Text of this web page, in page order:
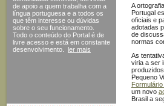
de apoio a quem trabalha com a
língua portuguesa e a todos os
que têm interesse ou dúvidas
sobre o seu funcionamento.
Todo o conteúdo do Portal é de
livre acesso e está em constante
desenvolvimento.
ler mais
A
Portugal
oficiais e
adotadas
de
normas
As
viria a ser
Pequeno
um novo
Brasil a